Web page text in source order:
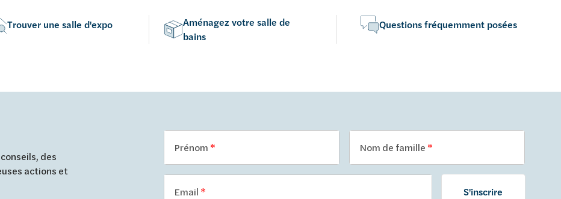
Trouver une salle d'expo
Aménagez votre salle de
bains
Questions fréquemment posées
des
actions et
Prénom Nom de famille
Email S'inscrire